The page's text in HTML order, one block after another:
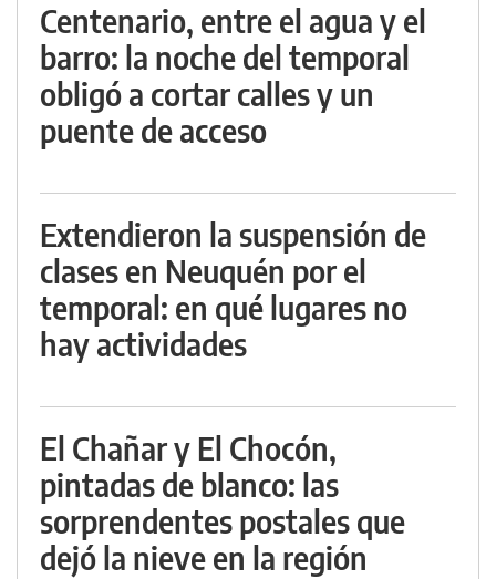
Centenario, entre el agua y el
barro: la noche del temporal
obligó a cortar calles y un
puente de acceso
Extendieron la suspensión de
clases en Neuquén por el
temporal: en qué lugares no
hay actividades
El Chañar y El Chocón,
pintadas de blanco: las
sorprendentes postales que
dejó la nieve en la región